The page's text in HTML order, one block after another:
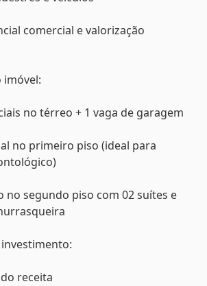
comercial e valorização
imóvel:
no térreo + 1 vaga de garagem
no primeiro piso (ideal para
no segundo piso com 02 suítes e
receita